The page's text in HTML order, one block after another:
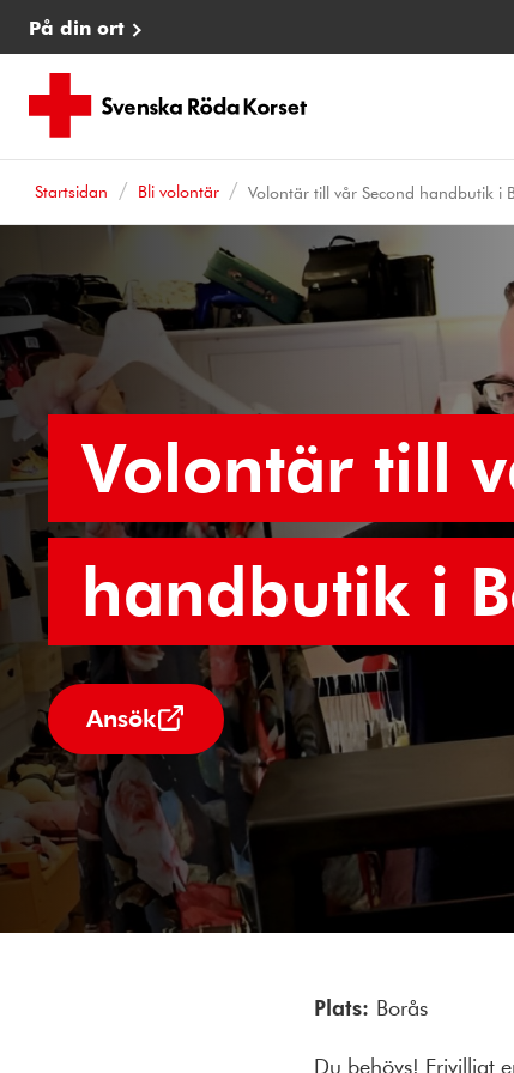
På din ort
Startsidan Bli volontär Volontär till vår Second handbutik i
Volontär till
handbutik i
Ansök
Plats: Borås
Du behövs! Frivilligt